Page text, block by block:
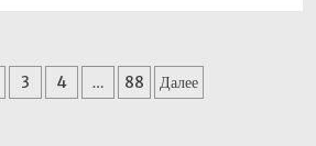
3 4 … 88 Далее